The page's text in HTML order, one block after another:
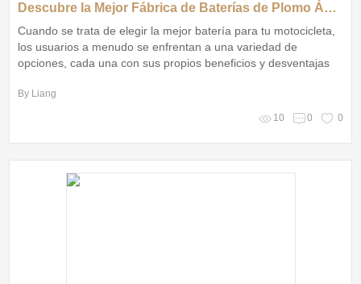
Descubre la Mejor Fábrica de Baterías de Plomo Ácido para Motocicletas: Calidad y Rendimiento Inigualables
Cuando se trata de elegir la mejor batería para tu motocicleta,
los usuarios a menudo se enfrentan a una variedad de
opciones, cada una con sus propios beneficios y desventajas
By Liang
10 0 0